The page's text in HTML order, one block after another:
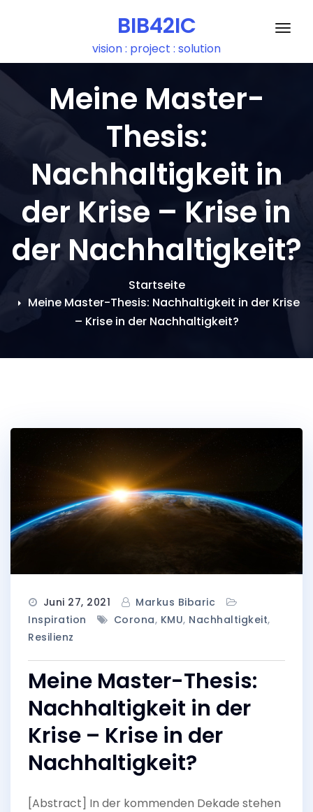
BIB42IC
vision : project : solution
Meine Master-
Thesis:
Nachhaltigkeit in
der Krise – Krise in
der Nachhaltigkeit?
Startseite
Meine Master-Thesis: Nachhaltigkeit in der Krise
– Krise in der Nachhaltigkeit?
Juni 27, 2021
Markus Bibaric
Inspiration
Corona, KMU, Nachhaltigkeit,
Resilienz
Meine Master-Thesis:
Nachhaltigkeit in der
Krise – Krise in der
Nachhaltigkeit?
[Abstract] In der kommenden Dekade stehen